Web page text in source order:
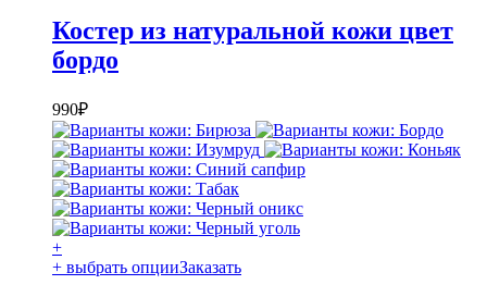
Костер из натуральной кожи цвет
бордо
990₽
+
+ выбрать опцииЗаказать